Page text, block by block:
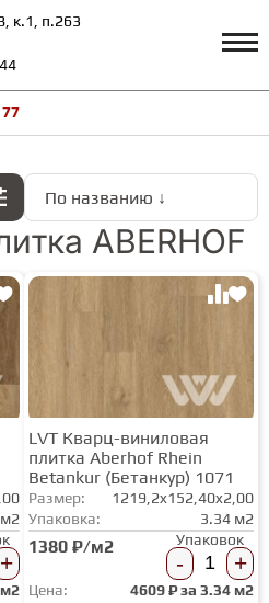
к.1, п.263
Профиль
ПЛИТКА
ДОСКА
ДОСКА
ДОСКА
ПЛИТКА
77
По названию ↓
ABERHOF
+
LVT Кварц-виниловая
плитка Aberhof Rhein
Betankur (Бетанкур) 1071
Размер:
1219,2x152,40x2,00
Упаковка:
3.34 м2
1380 ₽/м2 Упаковок
- +
Цена: 4609₽ за 3.34 м2